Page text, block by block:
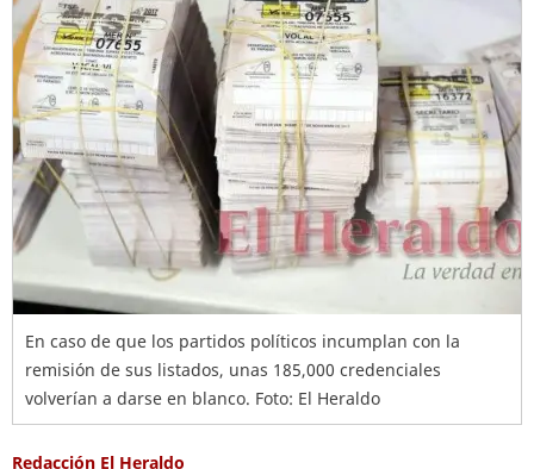
En caso de que los partidos políticos incumplan con la
remisión de sus listados, unas 185,000 credenciales
volverían a darse en blanco. Foto: El Heraldo
Redacción El Heraldo